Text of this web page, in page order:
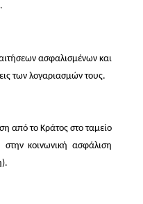
ασφαλισμένων και
των λογαριασμών τους.
από το Κράτος στο ταμείο
κοινωνική ασφάλιση